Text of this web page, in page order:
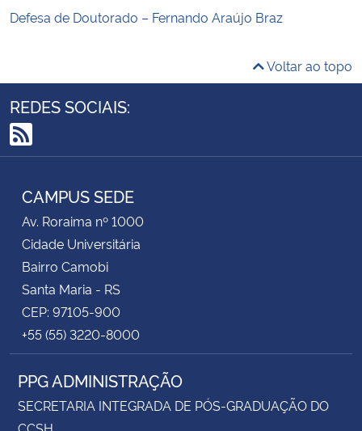
Defesa de Doutorado – Fernando Araújo Braz
Voltar ao topo
REDES SOCIAIS:
RSS
CAMPUS SEDE
Av. Roraima nº 1000
Cidade Universitária
Bairro Camobi
Santa Maria - RS
CEP: 97105-900
+55 (55) 3220-8000
PPG ADMINISTRAÇÃO
SECRETARIA INTEGRADA DE PÓS-GRADUAÇÃO DO